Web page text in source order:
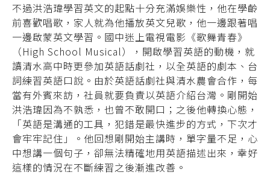
不過洪浩瑋學習英文的起點十分充滿娛樂性，他在學齡
前喜歡唱歌，家人就為他播放英文兒歌，他一邊跟著唱
一邊啟蒙英文學習。國中迷上電視電影《歌舞青春》
（High School Musical），開啟學習英語的動機，就
讀清水高中時更參加英語話劇社，以全英語的劇本、 台
詞練習英語口說。 由於英語話劇社與清水農會合作，每
當有外賓來訪，社員就要負責以英語介紹台灣。剛開始
洪浩瑋因為不孰悉，也曾不敢開口；之後他轉換心態，
「英語是溝通的工具，犯錯是最快進步的方式，下次才
會牢牢記住」。他回想剛開始主講時，單字量不足，心
中想講一個句子，卻無法精確地用英語描述出來，幸好
這樣的情況在不斷練習之後漸進改善。